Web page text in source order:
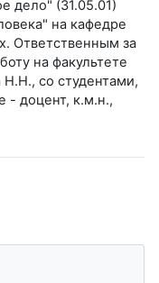
дело" (31.05.01)
на кафедре
Ответственным за
на факультете
Н.Н., со студентами,
- доцент, к.м.н.,